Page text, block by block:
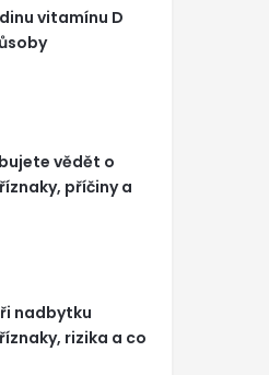
vitamínu D
vědět o
příčiny a
nadbytku
rizika a co